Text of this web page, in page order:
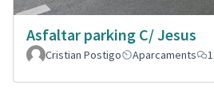
Asfaltar parking C/ Jesus
Cristian Postigo
Aparcaments 1